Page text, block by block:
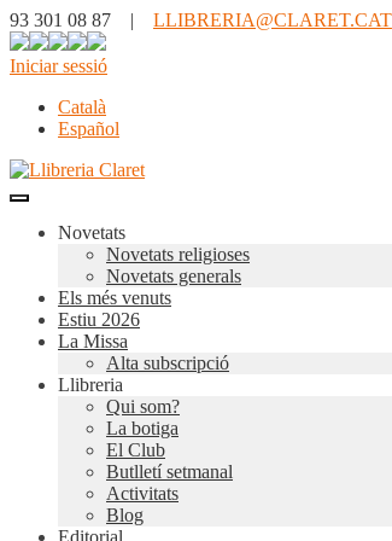
93 301 08 87 | LLIBRERIA@CLARET.CAT
Iniciar sessió
Català
Español
Novetats
Novetats religioses
Novetats generals
Els més venuts
Estiu 2026
La Missa
Alta subscripció
Llibreria
Qui som?
La botiga
El Club
Butlletí setmanal
Activitats
Blog
Editorial